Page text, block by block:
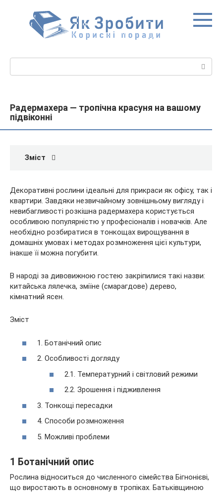
Радермахера — тропічна красуня на вашому
підвіконні
Зміст
Декоративні рослини ідеальні для прикраси як офісу, так і
квартири. Завдяки незвичайному зовнішньому вигляду і
невибагливості розкішна радермахера користується
особливою популярністю у професіоналів і новачків. Але
необхідно розбиратися в тонкощах вирощування в
домашніх умовах і методах розмноження цієї культури,
інакше її можна погубити.
В народі за дивовижною гостею закріпилися такі назви:
китайська лялечка, зміїне (смарагдове) дерево,
кімнатний ясен.
Зміст
1. Ботанічний опис
2. Особливості догляду
2.1. Температурний і світловий режими
2.2. Зрошення і підживлення
3. Тонкощі пересадки
4. Способи розмноження
5. Можливі проблеми
1 Ботанічний опис
Рослина відноситься до численного сімейства Бігнонієві,
що виростають в основному в тропіках. Батьківщиною